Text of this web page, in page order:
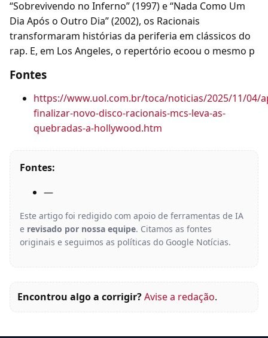
“Sobrevivendo no Inferno” (1997) e “Nada Como Um
Dia Após o Outro Dia” (2002), os Racionais
transformaram histórias da periferia em clássicos do
rap. E, em Los Angeles, o repertório ecoou o mesmo p
Fontes
https://www.uol.com.br/toca/noticias/2025/11/04/
finalizar-novo-disco-racionais-mcs-leva-as-
quebradas-a-hollywood.htm
Fontes:
—
Este artigo foi redigido com apoio de ferramentas de IA
e revisado por nossa equipe. Citamos as fontes
originais e seguimos as políticas do Google Notícias.
Encontrou algo a corrigir?Avise a redação.